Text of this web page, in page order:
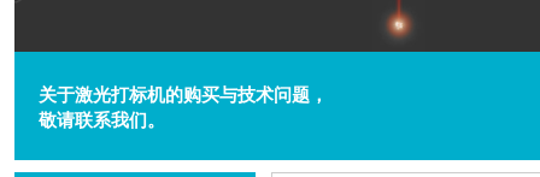
关于激光打标机的购买与技术问题，
敬请联系我们。